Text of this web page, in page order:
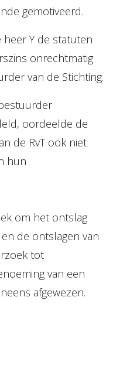
gemotiveerd.
heer Y de statuten
onrechtmatig
van de Stichting.
oordeelde de
de RvT ook niet
hun
om het ontslag
de ontslagen van
tot
van een
afgewezen.